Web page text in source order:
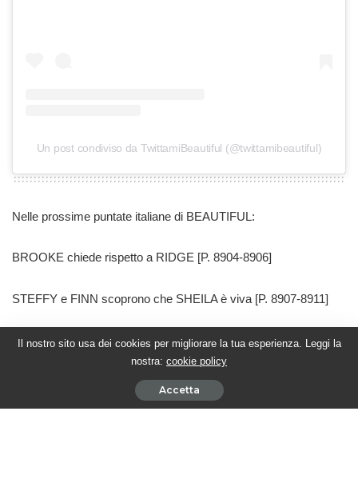
Un post condiviso da TwittamiBeautiful (@twittamibeautiful)
Nelle prossime puntate italiane di BEAUTIFUL:
BROOKE chiede rispetto a RIDGE [P. 8904-8906]
STEFFY e FINN scoprono che SHEILA è viva [P. 8907-8911]
SHEILA continua a terrorizzare tutti, BROOKE e TAYLOR
[P. 8912-8921].
Nell’attesa di scoprire le evoluzioni delle trame italiane, segui gli
Il nostro sito usa dei cookies per migliorare la tua esperienza. Leggi la
nostra: cookie policy
Accetta